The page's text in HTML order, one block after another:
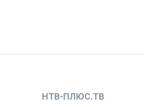
НТВ-ПЛЮС.ТВ